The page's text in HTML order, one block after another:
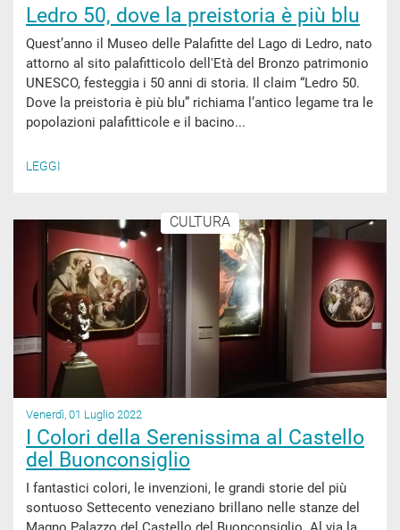
Ledro 50, dove la preistoria è più blu
Quest’anno il Museo delle Palafitte del Lago di Ledro, nato
attorno al sito palafitticolo dell'Età del Bronzo patrimonio
UNESCO, festeggia i 50 anni di storia. Il claim “Ledro 50.
Dove la preistoria è più blu” richiama l’antico legame tra le
popolazioni palafitticole e il bacino...
LEGGI
CULTURA
Venerdì, 01 Luglio 2022
I Colori della Serenissima al Castello
del Buonconsiglio
I fantastici colori, le invenzioni, le grandi storie del più
sontuoso Settecento veneziano brillano nelle stanze del